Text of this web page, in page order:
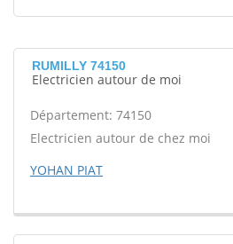
RUMILLY 74150
Electricien autour de moi
Département: 74150
Electricien autour de chez moi
YOHAN PIAT